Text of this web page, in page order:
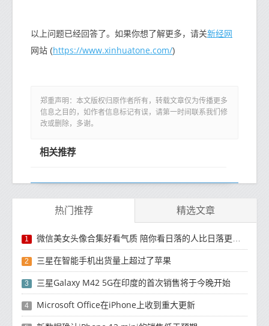
以上问题已经回答了。如果你想了解更多，请关新经网
网站 (https://www.xinhuatone.com/)
郑重声明：本文版权归原作者所有，转载文章仅为传播更多
信息之目的，如作者信息标记有误，请第一时间联系我们修
改或删除，多谢。
相关推荐
热门推荐 精选文章
1 微信美女头像合集好看气质 陪你看日落的人比日落更浪漫
2 三星在智能手机出货量上超过了苹果
3 三星Galaxy M42 5G在印度的首次销售将于今晚开始
4 Microsoft Office在iPhone上收到重大更新